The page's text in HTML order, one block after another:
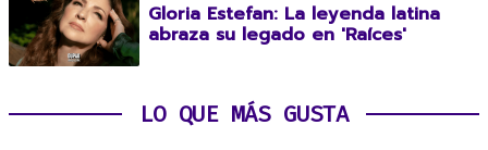
Gloria Estefan: La leyenda latina
abraza su legado en 'Raíces'
LO QUE MÁS GUSTA